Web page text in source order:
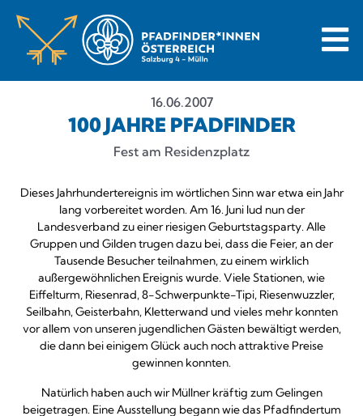
16.06.2007
100 JAHRE PFADFINDER
Fest am Residenzplatz
Dieses Jahrhundertereignis im wörtlichen Sinn war etwa ein Jahr
lang vorbereitet worden. Am 16. Juni lud nun der
Landesverband zu einer riesigen Geburtstagsparty. Alle
Gruppen und Gilden trugen dazu bei, dass die Feier, an der
Tausende Besucher teilnahmen, zu einem wirklich
außergewöhnlichen Ereignis wurde. Viele Stationen, wie
Eiffelturm, Riesenrad, 8-Schwerpunkte-Tipi, Riesenwuzzler,
Seilbahn, Geisterbahn, Kletterwand und vieles mehr konnten
vor allem von unseren jugendlichen Gästen bewältigt werden,
die dann bei einigem Glück auch noch attraktive Preise
gewinnen konnten.
Natürlich haben auch wir Müllner kräftig zum Gelingen
beigetragen. Eine Ausstellung begann wie das Pfadfindertum